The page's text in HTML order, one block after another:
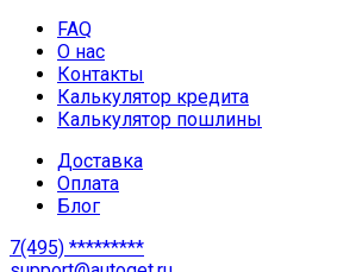
FAQ
О нас
Контакты
Калькулятор кредита
Калькулятор пошлины
Доставка
Оплата
Блог
7(495) *********